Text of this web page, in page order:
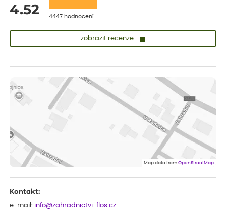
4.52 4447 hodnocení
zobrazit recenze
vše v naprostém pořádku
ověřený nákup dnes
Jana
Flos je nejlepší &#129321;
Map data fromOpenStreetMap
Kontakt:
e-mail: info@zahradnictvi-flos.cz